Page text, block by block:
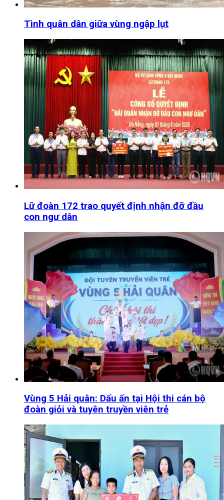
Tình quân dân giữa vùng ngập lụt
Lữ đoàn 172 trao quyết định nhận đỡ đầu
con ngư dân
Vùng 5 Hải quân: Dấu ấn tại Hội thi cán bộ
đoàn giỏi và tuyên truyền viên trẻ